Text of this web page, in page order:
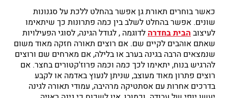
כאשר בוחרים תאורת גן אפשר בהחלט ללכת על סגנונות
שונים. אפשר בהחלט לשלב בין כמה פתרונות כך שיתאימו
לעיצוב הבית בחדרה לדוגמה , לגודל הגינה, לסוגי הפעילויות
שאתם אוהבים לקיים שם. אם רוצים תאורה חזקה מאוד משום
שנמצאים הרבה בגינה בערב או בלילה, אם מארחים שם ורוצים
להרגיש בנוח, יתאימו לכך כמה וכמה פרוז'קטורים בחצר. אם
רוצים פתרון מאוד מעוצב, שניתן לנעוץ באדמה או לקבע
בדרכים אחרות עם אסתטיקה מרהיבה, עמודי תאורה לגינה